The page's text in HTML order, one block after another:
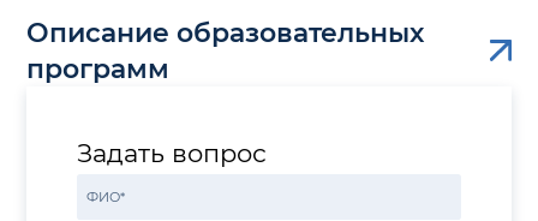
Описание образовательных
программ
Задать вопрос